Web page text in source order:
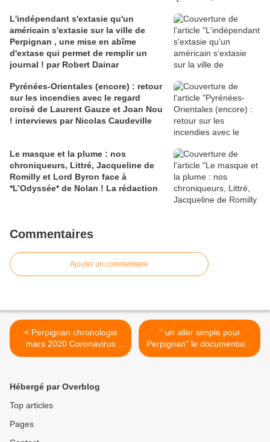
L'indépendant s'extasie qu'un
américain s'extasie sur la ville de
Perpignan , une mise en abîme
d'extase qui permet de remplir un
journal ! par Robert Dainar
Pyrénées-Orientales (encore) : retour
sur les incendies avec le regard
croisé de Laurent Gauze et Joan Nou
! interviews par Nicolas Caudeville
Le masque et la plume : nos
chroniqueurs, Littré, Jacqueline de
Romilly et Lord Byron face à
*L’Odyssée* de Nolan ! La rédaction
Commentaires
Ajouter un commentaire
< Perpignan chronologie
mars 2020 Coronavirus
(24/03/20) par Olivier
'' un aller simple pour
Perpignan" le documentaire
de Bertrand Schmit en
Hébergé par Overblog
Top articles
Pages